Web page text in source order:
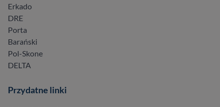
Erkado
DRE
Porta
Barański
Pol-Skone
DELTA
Przydatne linki